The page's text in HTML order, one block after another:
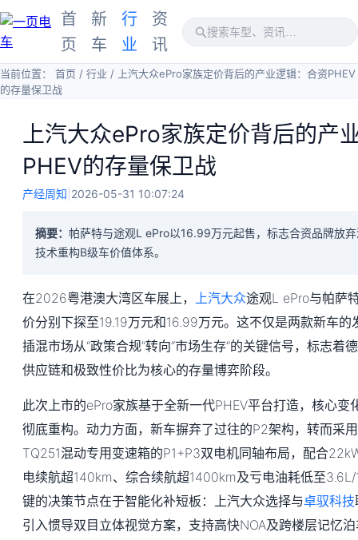
首
页
新
车
行
业
资
讯
当前位置： 首页 / 行业 /
上汽大众ePro家族定价背后的产业逻辑：合资PHEV
的存量保卫战
上汽大众ePro家族定价背后的产
PHEV的存量保卫战
产经周知 2026-05-31 10:07:24
摘要： 帕萨特与途观L ePro以16.99万元起售，标志合资品牌放
技术重构B级车价值体系。
在2026粤港澳大湾区车展上， 上汽大众途观L ePro与帕萨
价分别下探至19.19万元和16.99万元。这不仅是两款新车
插混市场从“政策合规”转向“市场生存”的关键信号，标志着
供应链和极致性价比为核心的存量博弈阶段。
此次上市的ePro家族基于全新一代PHEV平台打造，核心变
彻底重构。动力方面，新车摒弃了过往的P2架构，转而采
TQ251混动专用变速箱的P1+P3双电机同轴布局，配合
电续航超140km、综合续航超1400km及亏电油耗低至
键的决策节点在于智能化补短板：上汽大众选择与卓驭科技
引入惯导双目立体视觉方案，支持高快NOA及跨楼层记忆